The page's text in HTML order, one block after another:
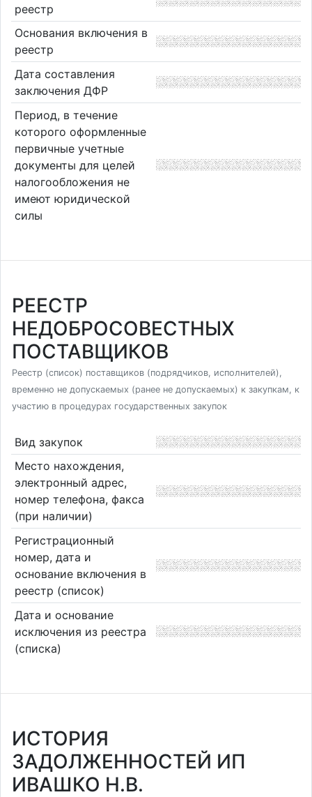
реестр
Основания включения в
реестр
Дата составления
заключения ДФР
Период, в течение
которого оформленные
первичные учетные
документы для целей
налогообложения не
имеют юридической
силы
РЕЕСТР
НЕДОБРОСОВЕСТНЫХ
ПОСТАВЩИКОВ
Реестр (список) поставщиков (подрядчиков, исполнителей),
временно не допускаемых (ранее не допускаемых) к закупкам, к
участию в процедурах государственных закупок
Вид закупок
Место нахождения,
электронный адрес,
номер телефона, факса
(при наличии)
Регистрационный
номер, дата и
основание включения в
реестр (список)
Дата и основание
исключения из реестра
(списка)
ИСТОРИЯ
ЗАДОЛЖЕННОСТЕЙ ИП
ИВАШКО Н.В.